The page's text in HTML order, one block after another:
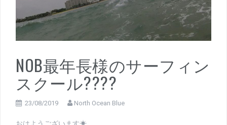
NOB最年長様のサーフィン
スクール????
23/08/2019 North Ocean Blue